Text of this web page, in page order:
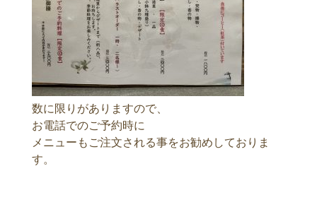
数に限りがありますので、
お電話でのご予約時に
メニューもご注文される事をお勧めしておりま
す。